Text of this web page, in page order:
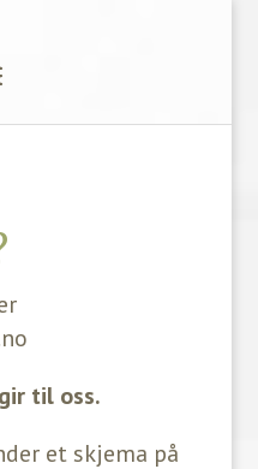
til oss.
et skjema på